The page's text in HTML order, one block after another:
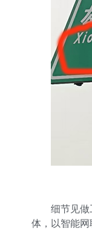
细节见
体，以智能